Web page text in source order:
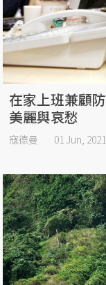
在家上班兼顧
美麗與哀愁
寇德曼 01 Jun, 2021